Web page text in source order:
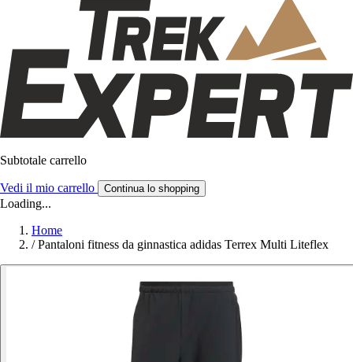
Subtotale carrello
Vedi il mio carrello Continua lo shopping
Loading...
Home
/ Pantaloni fitness da ginnastica adidas Terrex Multi Liteflex